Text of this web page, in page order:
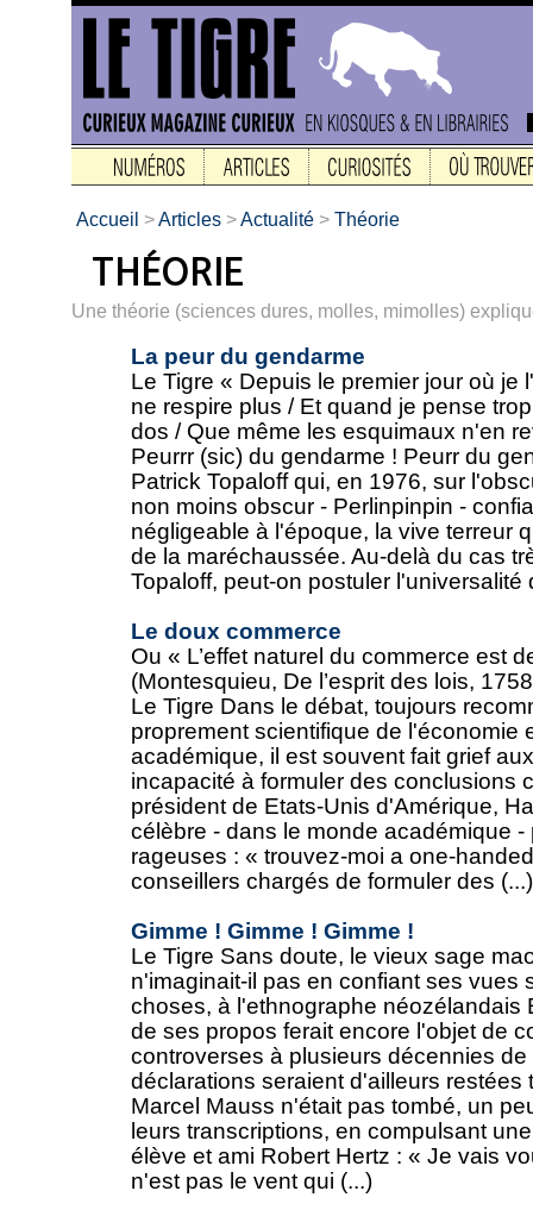
Accueil >Articles >Actualité > Théorie
Une théorie (sciences dures, molles, mimolles)
La peur du gendarme
Le Tigre « Depuis le premier jour où je
ne respire plus / Et quand je pense
dos / Que même les esquimaux n'en
Peurrr (sic) du gendarme ! Peurr du
Patrick Topaloff qui, en 1976, sur
non moins obscur - Perlinpinpin -
négligeable à l'époque, la vive terreur
de la maréchaussée. Au-delà du cas
Topaloff, peut-on postuler l'universalité
Le doux commerce
Ou « L’effet naturel du commerce est
(Montesquieu, De l’esprit des lois,
Le Tigre Dans le débat, toujours
proprement scientifique de l'économie
académique, il est souvent fait grief
incapacité à formuler des conclusions
président de Etats-Unis d'Amérique,
célèbre - dans le monde académique
rageuses : « trouvez-moi a one-
conseillers chargés de formuler des (...)
Gimme ! Gimme ! Gimme !
Le Tigre Sans doute, le vieux sage
n'imaginait-il pas en confiant ses vues
choses, à l'ethnographe néozélandais
de ses propos ferait encore l'objet de
controverses à plusieurs décennies
déclarations seraient d'ailleurs restées
Marcel Mauss n'était pas tombé, un
leurs transcriptions, en compulsant
élève et ami Robert Hertz : « Je vais
n'est pas le vent qui (...)